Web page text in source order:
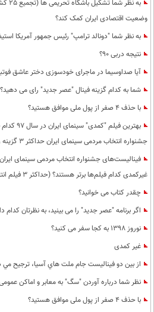
به
وضعیت اقتصادی ایران کمک کند؟
به نظر شما "دونالد ترامپ" رئیس جمهور آمریکا
نتیجه دربی 90؟
آیا صداوسیما در ماجرای خودسوزی دختر عاشق
شما به کدام گزینه فینال "عصر جدید" رای می دهید؟
با حذف 4 صفر از پول ملی موافق هستید؟
جشنواره انتخاب مردمی سینمای ایران حداکثر 3 گزینه را انتخاب کنید)
فینالیست‌های جشنواره انتخاب مردمی سینمای
غیرکمدی کدام فیلم‌ها برتر هستند؟ (حداکثر 3 فیلم انتخاب کنید)
چقدر کتاب می خوانید؟
اگر برنامه "عصر جدید" را می بینید، به نظرتان کدام
نوروز 1398 به کجا سفر می کنید؟
غیر کمدی
از بين دو فيناليست جام ملت هاي آسيا، ترجيح
نظر شما درباره آوردن "سگ" به معابر و اماکن
با حذف 4 صفر از پول ملی موافق هستید؟